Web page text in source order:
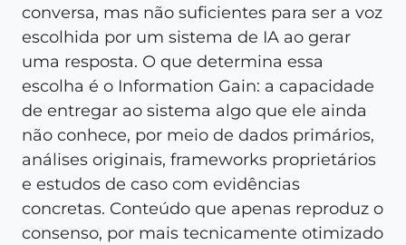
conversa, mas não suficientes para ser a voz
escolhida por um sistema de IA ao gerar
uma resposta. O que determina essa
escolha é o Information Gain: a capacidade
de entregar ao sistema algo que ele ainda
não conhece, por meio de dados primários,
análises originais, frameworks proprietários
e estudos de caso com evidências
concretas. Conteúdo que apenas reproduz o
consenso, por mais tecnicamente otimizado